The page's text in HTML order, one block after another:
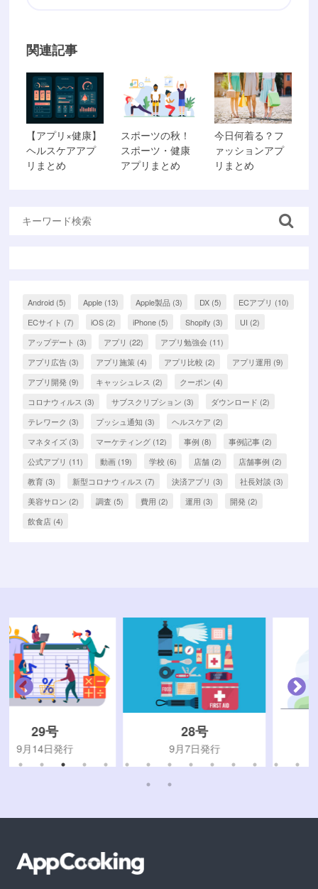
関連記事
【アプリ×健康】
ヘルスケアアプ
リまとめ
スポーツの秋！
スポーツ・健康
アプリまとめ
今日何着る？フ
ァッションアプ
リまとめ
Android (5) Apple (13) Apple製品 (3) DX (5) ECアプリ (10)
ECサイト (7) iOS (2) iPhone (5) Shopify (3) UI (2)
アップデート (3) アプリ (22) アプリ勉強会 (11)
アプリ広告 (3) アプリ施策 (4) アプリ比較 (2) アプリ運用 (9)
アプリ開発 (9) キャッシュレス (2) クーポン (4)
コロナウィルス (3) サブスクリプション (3) ダウンロード (2)
テレワーク (3) プッシュ通知 (3) ヘルスケア (2)
マネタイズ (3) マーケティング (12) 事例 (8) 事例記事 (2)
公式アプリ (11) 動画 (19) 学校 (6) 店舗 (2) 店舗事例 (2)
教育 (3) 新型コロナウィルス (7) 決済アプリ (3) 社長対談 (3)
美容サロン (2) 調査 (5) 費用 (2) 運用 (3) 開発 (2)
飲食店 (4)
9月7日発行 8月31日発行